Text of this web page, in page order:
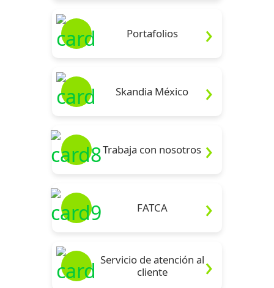
Portafolios
Skandia México
Trabaja con nosotros
FATCA
Servicio de atención al
cliente